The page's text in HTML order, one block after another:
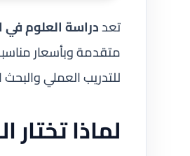
تعددراسة العلوم في
متقدمة وبأسعار
للتدريب العملي
لماذا تختار